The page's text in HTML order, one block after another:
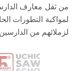
من ثقل معارف
لمواكبة التطورات
لزملائهم من